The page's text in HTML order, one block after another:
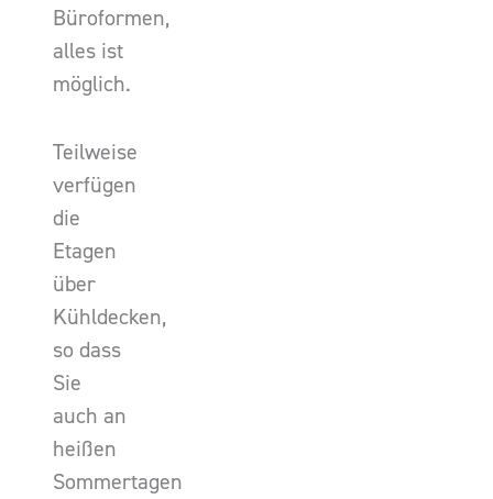
Büroformen,
alles ist
möglich.
Teilweise
verfügen
die
Etagen
über
Kühldecken,
so dass
Sie
auch an
heißen
Sommertagen